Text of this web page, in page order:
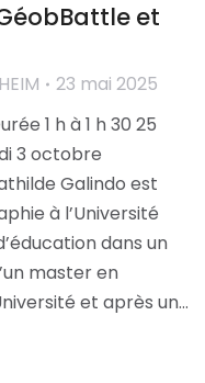
et
23 mai 2025
1 h à 1 h 30 25
3 octobre
Galindo est
à l’Université
dans un
master en
et après un…